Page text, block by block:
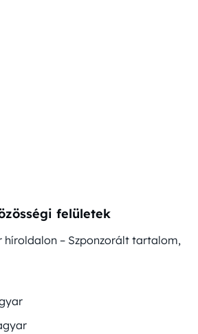
felületek
híroldalon – Szponzorált tartalom,